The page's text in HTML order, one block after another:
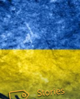
Stories